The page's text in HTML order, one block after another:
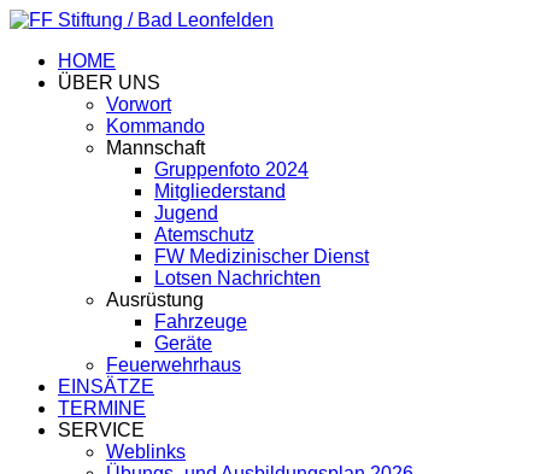
HOME
ÜBER UNS
Vorwort
Kommando
Mannschaft
Gruppenfoto 2024
Mitgliederstand
Jugend
Atemschutz
FW Medizinischer Dienst
Lotsen Nachrichten
Ausrüstung
Fahrzeuge
Geräte
Feuerwehrhaus
EINSÄTZE
TERMINE
SERVICE
Weblinks